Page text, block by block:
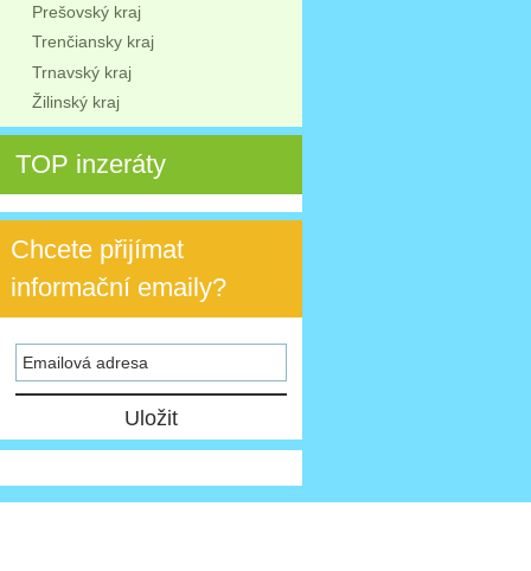
Prešovský kraj
Trenčiansky kraj
Trnavský kraj
Žilinský kraj
TOP inzeráty
Chcete přijímat
informační emaily?